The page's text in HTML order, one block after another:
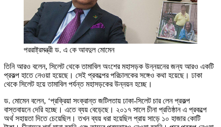
পররাষ্ট্রমন্ত্রী ড. এ কে আবদুল মোমেন
তিনি আরও বলেন, সিলেট থেকে তামাবিল অংশের মহাসড়ক উন্নয়নের জন্য আরও একটি
প্রকল্প হাতে নেওয়া হয়েছে। সেই প্রকল্পের পরিচালকের সঙ্গেও কথা হয়েছে। ঢাকা
থেকে সিলেট হয়ে তামাবিল পর্যন্ত মহাসড়কের উন্নয়ন হচ্ছে।
ড. মোমেন বলেন, ‘প্রক্রিয়া সংক্রান্ত জটিলতায় ঢাকা-সিলেট চার লেন প্রকল্প
বাস্তবায়নে দেরি হচ্ছে। এতে ব্যয় বেড়েছে। ২০১৭ সালে চীনা প্রতিষ্ঠান এ প্রকল্পে
অর্থ সহায়তা দিতে চেয়েছিল। তখন ব্যয় ধরা হয়েছিল প্রায় সাড়ে ১০ হাজার কোটি